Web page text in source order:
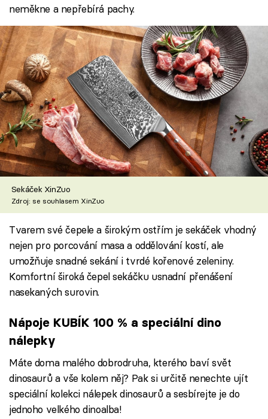
neměkne a nepřebírá pachy.
Sekáček XinZuo
Zdroj: se souhlasem XinZuo
Tvarem své čepele a širokým ostřím je sekáček vhodný
nejen pro porcování masa a oddělování kostí, ale
umožňuje snadné sekání i tvrdé kořenové zeleniny.
Komfortní široká čepel sekáčku usnadní přenášení
nasekaných surovin.
Nápoje KUBÍK 100 % a speciální dino
nálepky
Máte doma malého dobrodruha, kterého baví svět
dinosaurů a vše kolem něj? Pak si určitě nenechte ujít
speciální kolekci nálepek dinosaurů a sesbírejte je do
jednoho velkého dinoalba!